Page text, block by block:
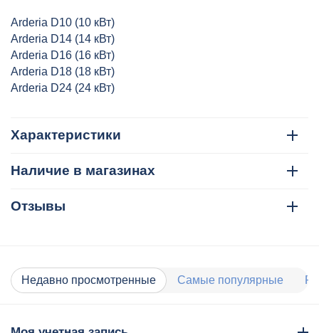
Arderia D10 (10 кВт)
Arderia D14 (14 кВт)
Arderia D16 (16 кВт)
Arderia D18 (18 кВт)
Arderia D24 (24 кВт)
Характеристики
Наличие в магазинах
Отзывы
Недавно просмотренные Самые популярные